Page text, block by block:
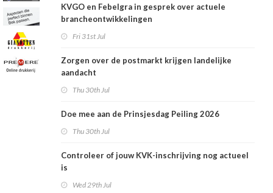
KVGO en Febelgra in gesprek over actuele
brancheontwikkelingen
Fri 31st Jul
Zorgen over de postmarkt krijgen landelijke
aandacht
Thu 30th Jul
Doe mee aan de Prinsjesdag Peiling 2026
Thu 30th Jul
Controleer of jouw KVK-inschrijving nog actueel
is
Wed 29th Jul